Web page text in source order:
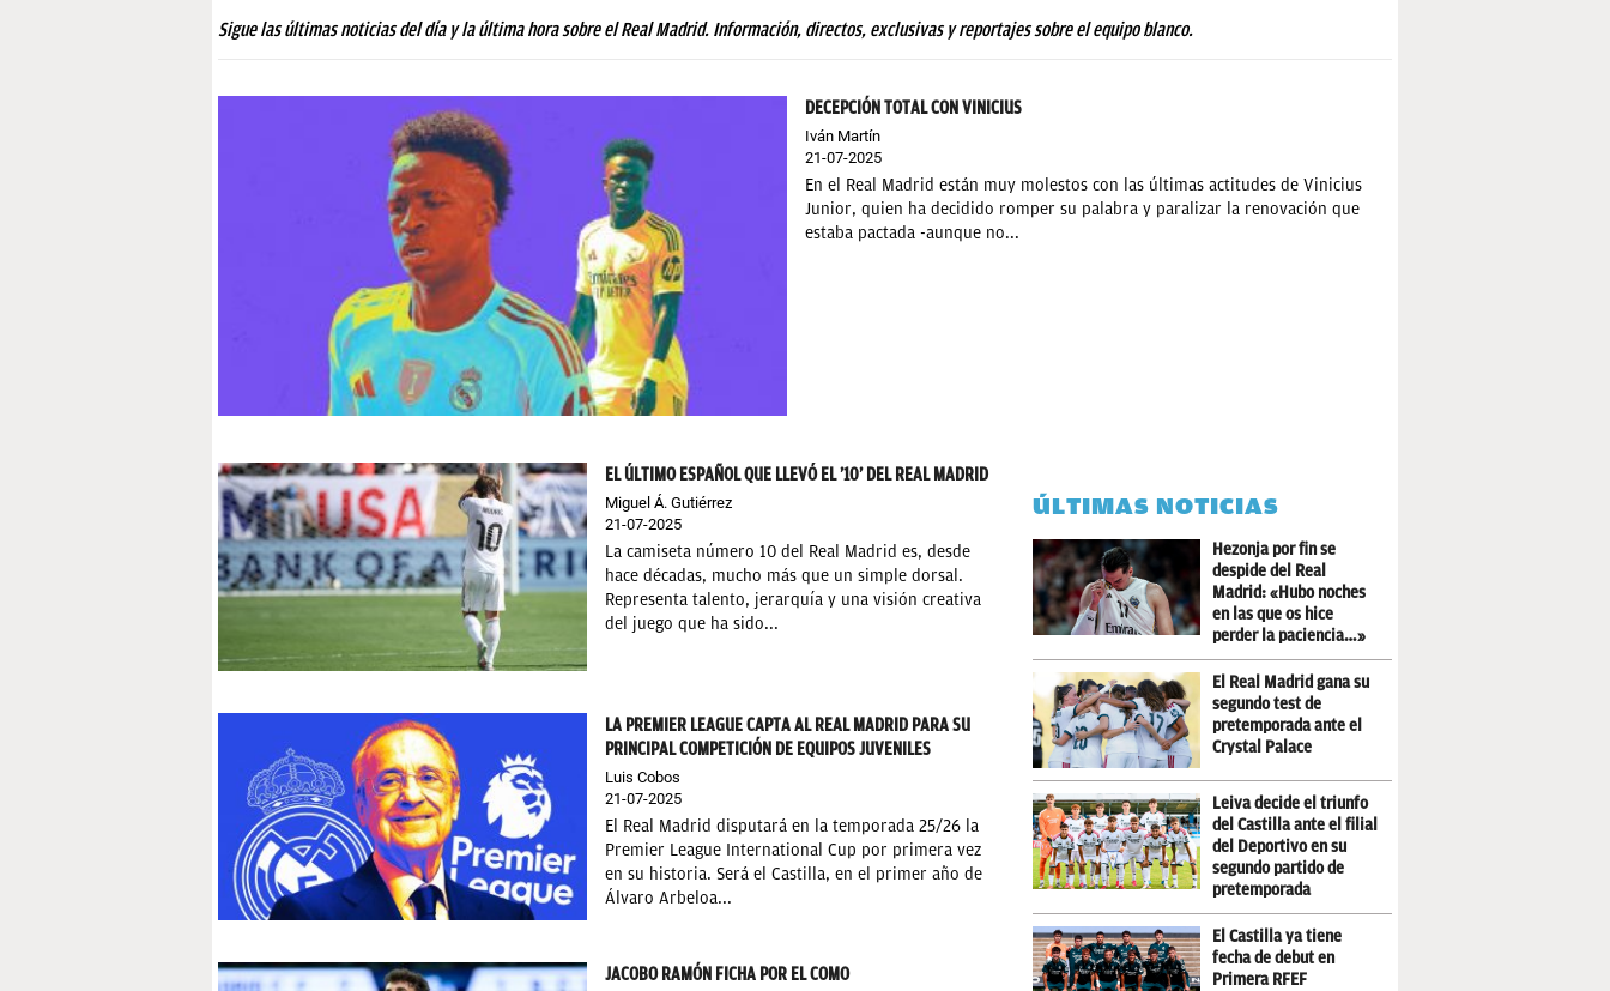
PAPARAZZI
Sigue las últimas noticias del día y la última hora sobre el Real Madrid. Información, directos, exclusivas y reportajes sobre el equipo blanco.
DECEPCIÓN TOTAL CON VINICIUS
Iván Martín
21-07-2025
En el Real Madrid están muy molestos con las últimas actitudes de Vinicius
Junior, quien ha decidido romper su palabra y paralizar la renovación que
estaba pactada -aunque no...
EL ÚLTIMO ESPAÑOL QUE LLEVÓ EL ’10’ DEL REAL MADRID
Miguel Á. Gutiérrez
21-07-2025
La camiseta número 10 del Real Madrid es, desde
hace décadas, mucho más que un simple dorsal.
Representa talento, jerarquía y una visión creativa
del juego que ha sido...
LA PREMIER LEAGUE CAPTA AL REAL MADRID PARA SU
PRINCIPAL COMPETICIÓN DE EQUIPOS JUVENILES
Luis Cobos
21-07-2025
El Real Madrid disputará en la temporada 25/26 la
Premier League International Cup por primera vez
en su historia. Será el Castilla, en el primer año de
Álvaro Arbeloa...
JACOBO RAMÓN FICHA POR EL COMO
ÚLTIMAS NOTICIAS
Hezonja por fin se
despide del Real
Madrid: «Hubo noches
en las que os hice
perder la paciencia…»
El Real Madrid gana su
segundo test de
pretemporada ante el
Crystal Palace
Leiva decide el triunfo
del Castilla ante el filial
del Deportivo en su
segundo partido de
pretemporada
El Castilla ya tiene
fecha de debut en
Primera RFEF